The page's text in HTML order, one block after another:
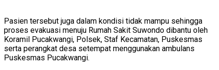
Pasien tersebut juga dalam kondisi tidak mampu sehingga
proses evakuasi menuju Rumah Sakit Suwondo dibantu oleh
Koramil Pucakwangi, Polsek, Staf Kecamatan, Puskesmas
serta perangkat desa setempat menggunakan ambulans
Puskesmas Pucakwangi.